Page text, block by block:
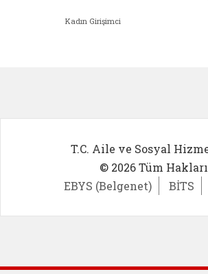
Kadın Girişimci
T.C. Aile ve Sosyal
© 2026 Tüm
EBYS (Belgenet)
BİTS